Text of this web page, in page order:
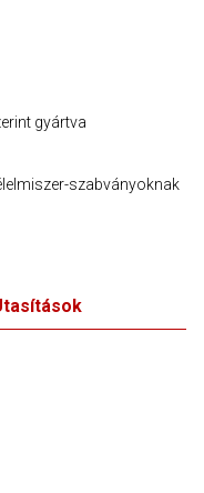
gyártva
szabványoknak